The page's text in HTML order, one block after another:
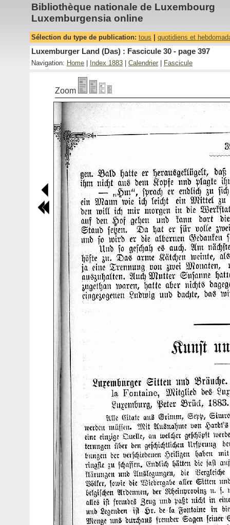
Bibliothèque nationale de Luxembourg
Luxemburgensia online
Sélection du type de publication: tous quotidiens et
Luxemburger Land (Das) : Fascicule 30 - page 397
Navigation: Home Index 1883 Calendrier Fascicule
Zoom